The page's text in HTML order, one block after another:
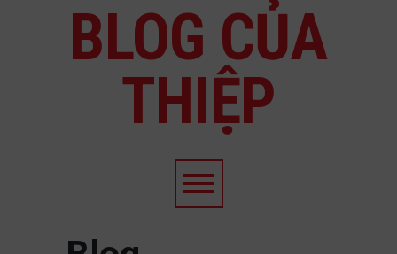
BLOG CỦA
THIỆP